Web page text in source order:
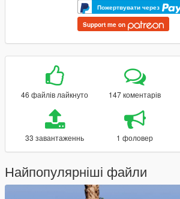
Пожертвувати через
Support me on
46 файлів лайкнуто 147 коментарів
33 завантаженнь 1 фоловер
Найпопулярніші файли